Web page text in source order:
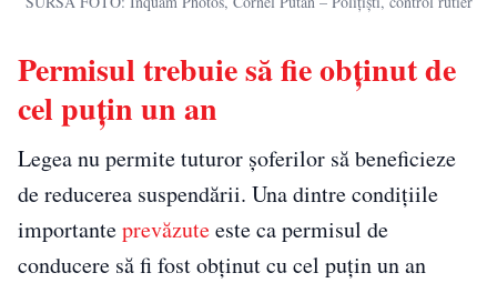
Permisul trebuie să fie obținut de
cel puțin un an
Legea nu permite tuturor șoferilor să beneficieze
de reducerea suspendării. Una dintre condițiile
importanteprevăzuteeste ca permisul de
conducere să fi fost obținut cu cel puțin un an